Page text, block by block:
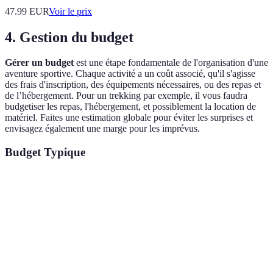
47.99 EURVoir le prix
4. Gestion du budget
Gérer un budgetest une étape fondamentale de l'organisation d'une
aventure sportive. Chaque activité a un coût associé, qu'il s'agisse
des frais d'inscription, des équipements nécessaires, ou des repas et
de l’hébergement. Pour un trekking par exemple, il vous faudra
budgetiser les repas, l'hébergement, et possiblement la location de
matériel. Faites une estimation globale pour éviter les surprises et
envisagez également une marge pour les imprévus.
Budget Typique